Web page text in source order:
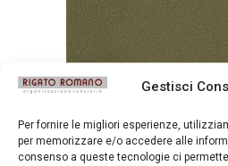
Gestisci
Per fornire le migliori esperienze,
per memorizzare e/o accedere alle
consenso a queste tecnologie ci
Messico